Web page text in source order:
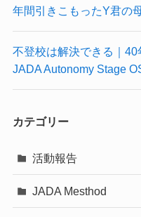
年間引きこもったY君の
不登校は解決できる｜
JADA Autonomy Stage
カテゴリー
活動報告
JADA Mesthod